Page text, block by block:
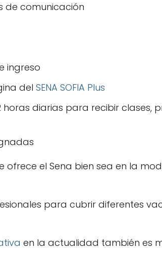
de comunicación
ingreso
del SENA SOFIA Plus
horas diarias para recibir clases,
ofrece el Sena bien sea en la
para cubrir diferentes
en la actualidad también es